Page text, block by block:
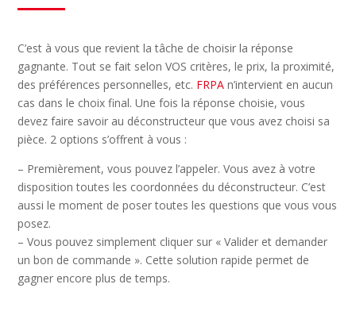
C’est à vous que revient la tâche de choisir la réponse
gagnante. Tout se fait selon VOS critères, le prix, la proximité,
des préférences personnelles, etc. FRPAn’intervient en aucun
cas dans le choix final. Une fois la réponse choisie, vous
devez faire savoir au déconstructeur que vous avez choisi sa
pièce. 2 options s’offrent à vous :
– Premièrement, vous pouvez l’appeler. Vous avez à votre
disposition toutes les coordonnées du déconstructeur. C’est
aussi le moment de poser toutes les questions que vous vous
posez.
– Vous pouvez simplement cliquer sur « Valider et demander
un bon de commande ». Cette solution rapide permet de
gagner encore plus de temps.